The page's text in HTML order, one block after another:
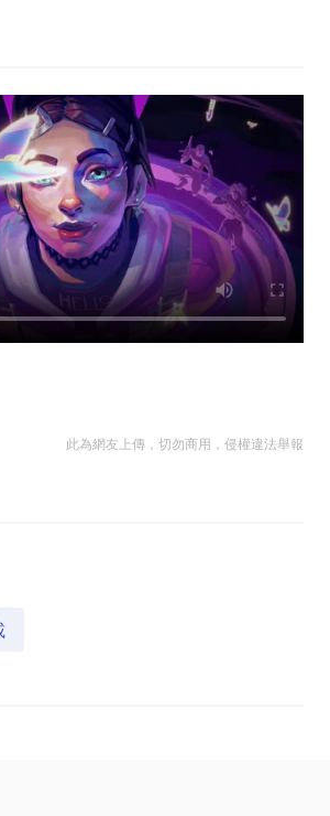
此為網友上傳，切勿商用，侵權違法舉報